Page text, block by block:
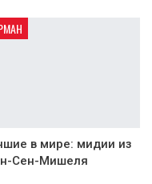
в мире: мидии из
Сен-Мишеля